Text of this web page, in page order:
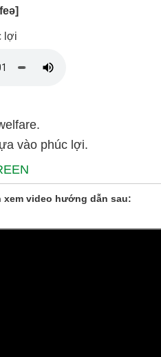
lợi
vào phúc lợi.
video hướng dẫn sau: